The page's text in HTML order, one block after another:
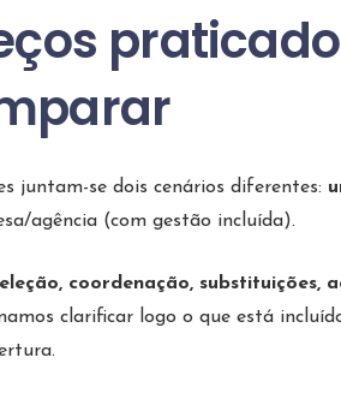
juntam-se dois cenários diferentes:
agência (com gestão incluída).
coordenação, substituições,
clarificar logo o que está